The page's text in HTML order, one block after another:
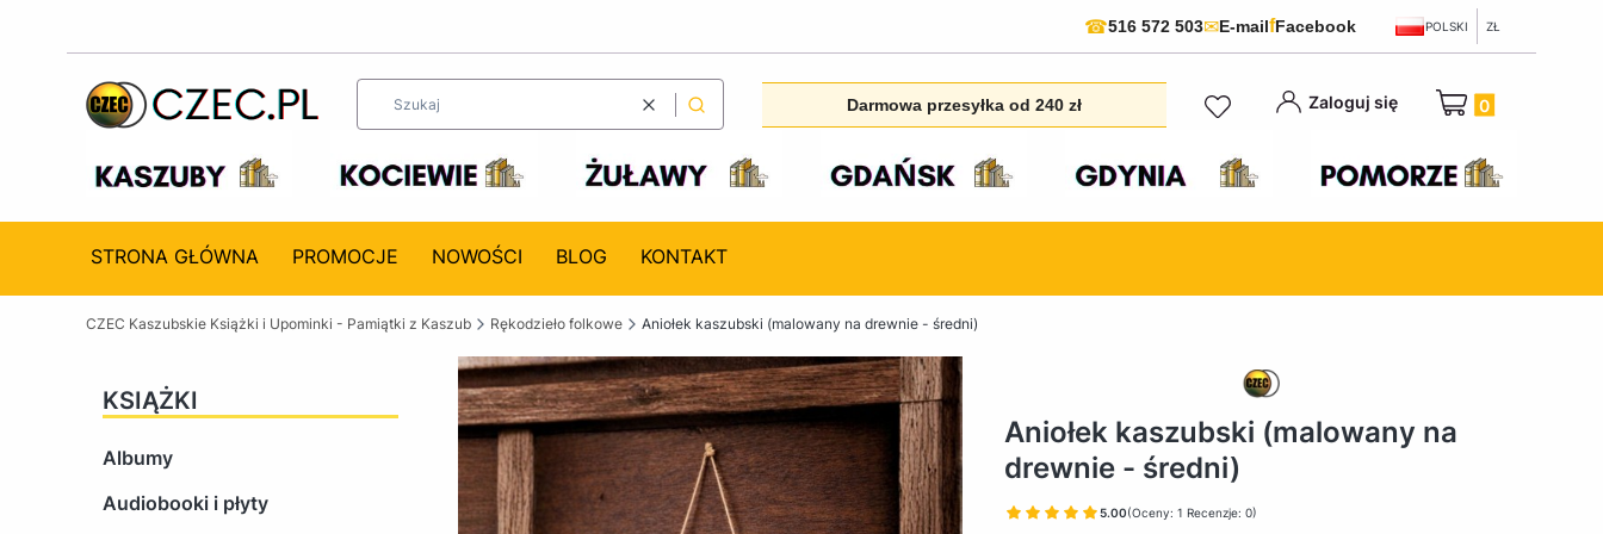
☎516 572 503✉E-mailfFacebook POLSKI ZŁ
WyczyśćSzukaj Darmowa przesyłka od 240 zł Zaloguj się Produkty w
STRONA GŁÓWNA PROMOCJE NOWOŚCI BLOG KONTAKT
CZEC Kaszubskie Książki i Upominki - Pamiątki z Kaszub Rękodzieło folkowe Aniołek kaszubski (malowany na drewnie - średni)
KSIĄŻKI
Albumy
Audiobooki i płyty
Aniołek kaszubski (malowany na
drewnie - średni)
5.00(Oceny: 1 Recenzje: 0)